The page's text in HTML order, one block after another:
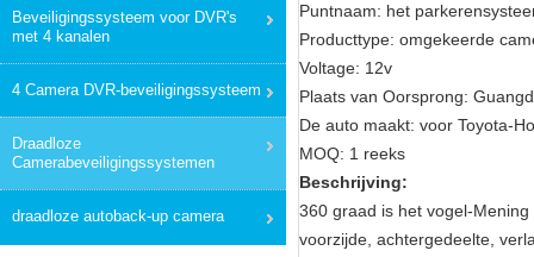
Beveiligingssysteem voor DVR's
met 4 kanalen
4 Camera DVR-beveiligingssysteem
Draadloze
Camerabeveiligingssystemen
draadloze autoback-up camera
Puntnaam: het
Producttype: omgekeerde
Voltage: 12v
Plaats van Oorsprong:
De auto maakt: voor Toyota-
MOQ: 1 reeks
Beschrijving:
360 graad is het vogel-
voorzijde, achtergedeelte,